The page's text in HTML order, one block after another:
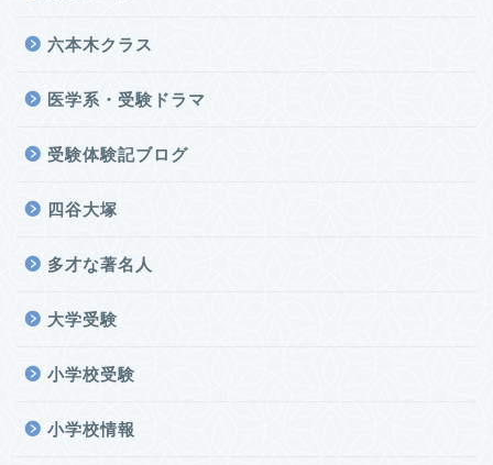
六本木クラス
医学系・受験ドラマ
受験体験記ブログ
四谷大塚
多才な著名人
大学受験
小学校受験
小学校情報